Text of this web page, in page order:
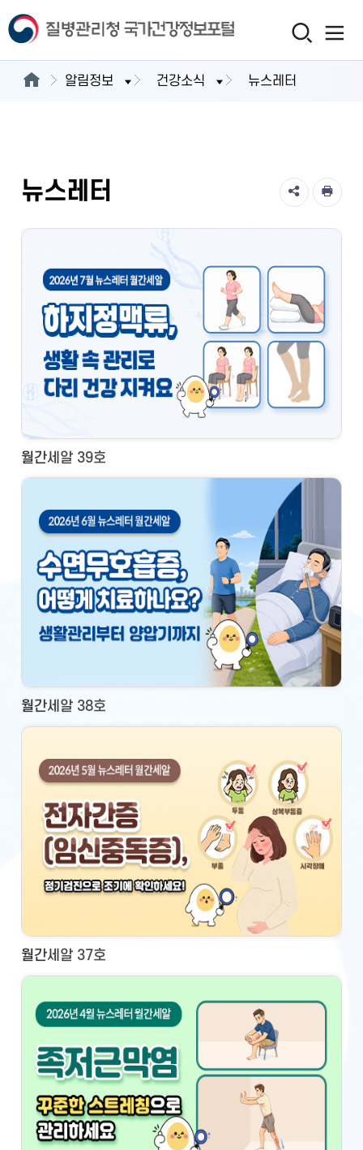
알림정보 건강소식 뉴스레터
뉴스레터
월간세알 39호
월간세알 38호
월간세알 37호